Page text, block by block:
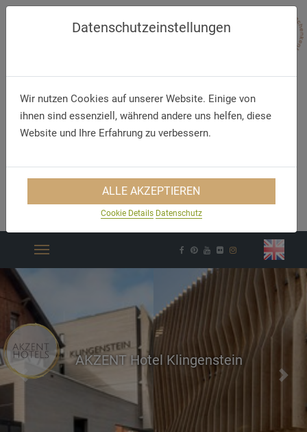
+49 (7304) 43699 0
info@klingenstein.online
AKZENT Hotel Klingenstein
Unsere Holzfasade trägt zum
Umweltschutz bei
Previous Next
Datenschutzeinstellungen
Wir nutzen Cookies auf unserer Website. Einige von
ihnen sind essenziell, während andere uns helfen, diese
Website und Ihre Erfahrung zu verbessern.
ALLE AKZEPTIEREN
Cookie Details Datenschutz